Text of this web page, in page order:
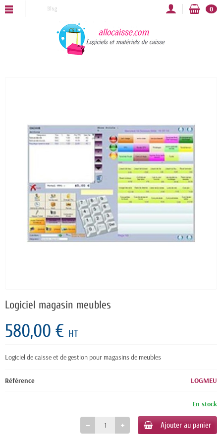
Blog 0
vous souhaite une bonne année 2025 !
Logiciel magasin meubles
580,00 € HT
Logiciel de caisse et de gestion pour magasins de meubles
Référence LOGMEU
En stock
Ajouter au panier